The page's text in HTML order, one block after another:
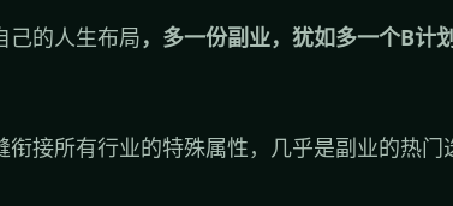
己的人生布局，多一份副业，犹如多一个B计
接所有行业的特殊属性，几乎是副业的热门